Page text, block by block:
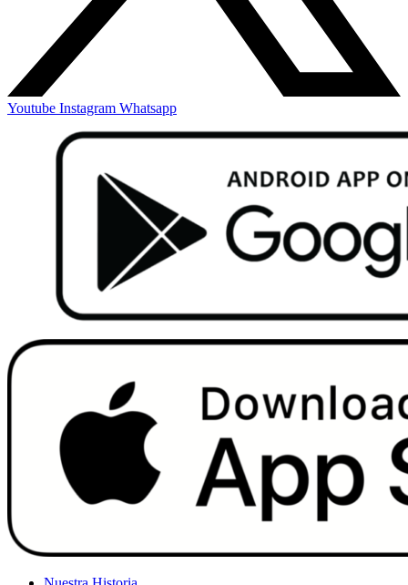
Youtube Instagram Whatsapp